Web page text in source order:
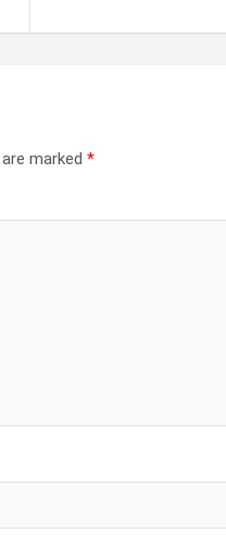
marked *